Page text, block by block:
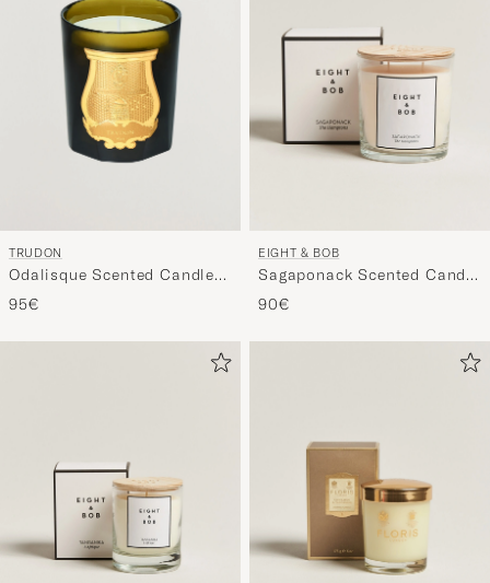
TRUDON
Odalisque Scented Candle
270g
95€
EIGHT & BOB
Sagaponack Scented Candle
600g
90€